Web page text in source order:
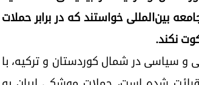
بین‌المللی خواستند که در برابر حملات
نکند.
از استانبول گزارش داد که ٥١٢ فعال مدنی و سیاسی در شمال کوردستان و ترکیه، با